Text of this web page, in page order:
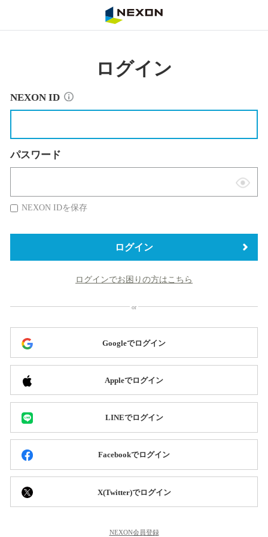
ログイン
NEXON ID
パスワード
表
替
NEXON IDを保存
ログイン
ログインでお困りの方はこちら
Googleでログイン
Appleでログイン
LINEでログイン
Facebookでログイン
X(Twitter)でログイン
NEXON会員登録